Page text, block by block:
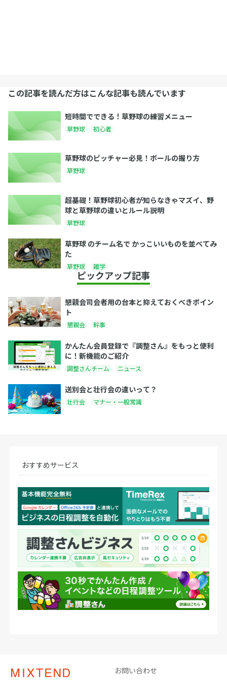
この記事を読んだ方はこんな記事も読んでいます
短時間でできる！草野球の練習メニュー
草野球 初心者
草野球のピッチャー必見！ボールの握り方
草野球
超基礎！草野球初心者が知らなきゃマズイ、野
球と草野球の違いとルール説明
草野球
草野球 のチーム名で かっこいいものを並べてみ
た
草野球 雑学
ピックアップ記事
懇親会司会者用の台本と抑えておくべきポイン
ト
懇親会 幹事
かんたん会員登録で『調整さん』をもっと便利
に！新機能のご紹介
調整さんチーム ニュース
送別会と壮行会の違いって？
壮行会 マナー・一般常識
おすすめサービス
お問い合わせ